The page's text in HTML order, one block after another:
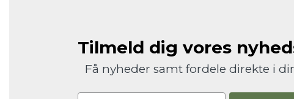
Tilmeld dig vores
Få nyheder samt fordele direkte i